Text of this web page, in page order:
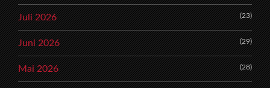
Juli 2026 (23)
Juni 2026 (29)
Mai 2026 (28)